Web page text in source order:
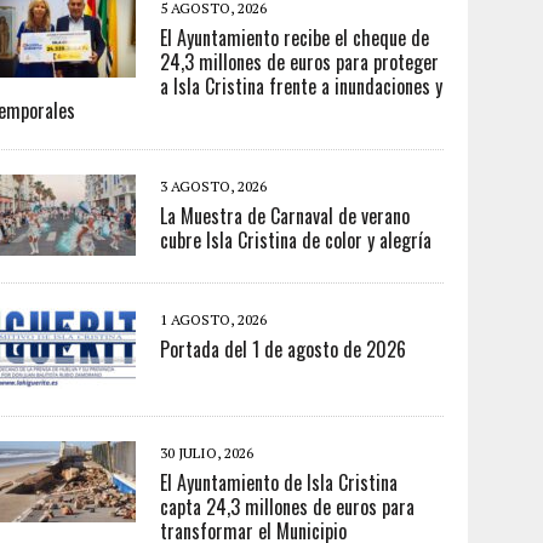
5 AGOSTO, 2026
El Ayuntamiento recibe el cheque de
24,3 millones de euros para proteger
a Isla Cristina frente a inundaciones y
3 AGOSTO, 2026
La Muestra de Carnaval de verano
cubre Isla Cristina de color y alegría
1 AGOSTO, 2026
Portada del 1 de agosto de 2026
30 JULIO, 2026
El Ayuntamiento de Isla Cristina
capta 24,3 millones de euros para
transformar el Municipio